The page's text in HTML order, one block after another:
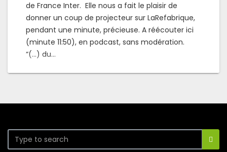
de France Inter. Elle nous a fait le plaisir de
donner un coup de projecteur sur LaRefabrique,
pendant une minute, précieuse. A réécouter ici
(minute 11:50), en podcast, sans modération.
“(…) du...